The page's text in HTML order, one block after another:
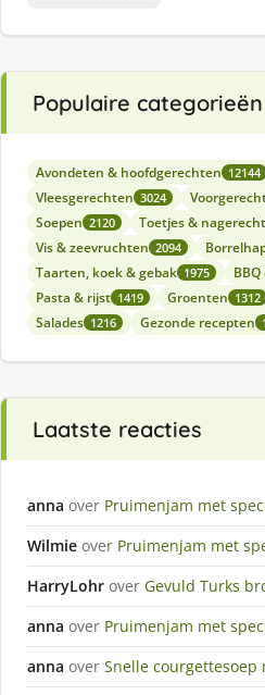
Populaire categorieën
Avondeten & hoofdgerechten 12144
Vleesgerechten 3024
Soepen 2120 Toetjes &
Vis & zeevruchten 2094
Taarten, koek & gebak 1975
Pasta & rijst 1419 Groenten 1312
Salades 1216 Gezonde recepten
Laatste reacties
anna over Pruimenjam met
Wilmie over Pruimenjam met
HarryLohr over Gevuld Turks
anna over Pruimenjam met
anna over Snelle courgettesoep